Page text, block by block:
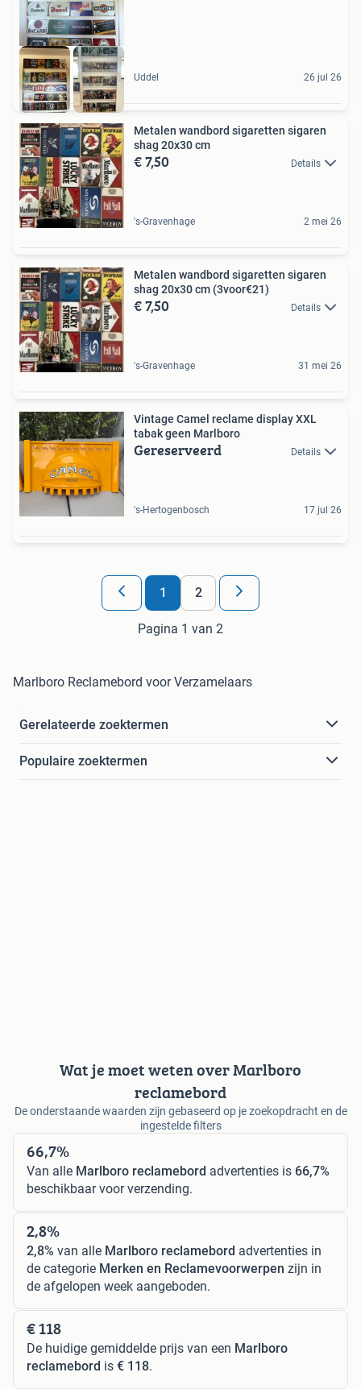
Uddel 26 jul 26
Metalen wandbord sigaretten sigaren
shag 20x30 cm
€ 7,50 Details
's-Gravenhage 2 mei 26
Metalen wandbord sigaretten sigaren
shag 20x30 cm (3voor€21)
€ 7,50 Details
's-Gravenhage 31 mei 26
Vintage Camel reclame display XXL
tabak geen Marlboro
Gereserveerd Details
's-Hertogenbosch 17 jul 26
1 2
Pagina 1 van 2
Marlboro Reclamebord voor Verzamelaars
Gerelateerde zoektermen
Populaire zoektermen
Wat je moet weten over Marlboro
reclamebord
De onderstaande waarden zijn gebaseerd op je zoekopdracht en de
ingestelde filters
66,7%
Van alle Marlboro reclamebord advertenties is 66,7%
beschikbaar voor verzending.
2,8%
2,8% van alle Marlboro reclamebord advertenties in
de categorie Merken en Reclamevoorwerpen zijn in
de afgelopen week aangeboden.
€ 118
De huidige gemiddelde prijs van een Marlboro
reclamebord is € 118.